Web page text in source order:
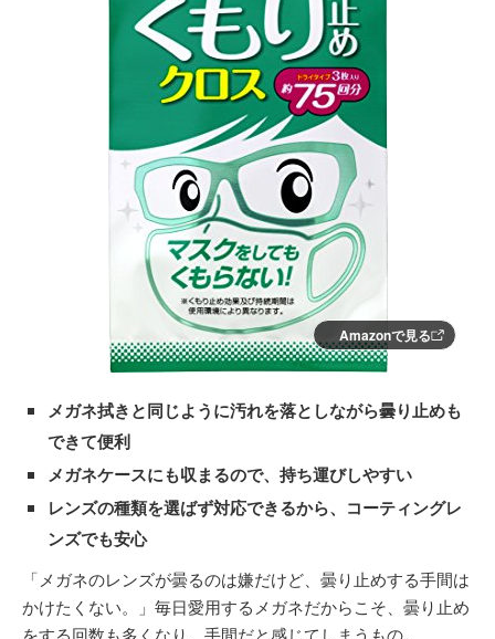
Amazonで見る
メガネ拭きと同じように汚れを落としながら曇り止めも
できて便利
メガネケースにも収まるので、持ち運びしやすい
レンズの種類を選ばず対応できるから、コーティングレ
ンズでも安心
「メガネのレンズが曇るのは嫌だけど、曇り止めする手間は
かけたくない。」毎日愛用するメガネだからこそ、曇り止め
をする回数も多くなり、手間だと感じてしまうもの。